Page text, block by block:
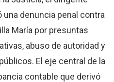
una denuncia penal contra
María por presuntas
abuso de autoridad y
El eje central de la
contable que derivó